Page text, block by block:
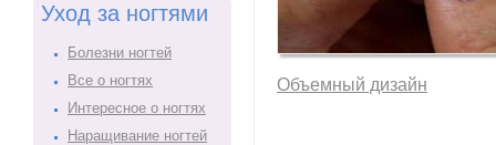
Уход за ногтями
Болезни ногтей
Все о ногтях
Интересное о ногтях
Наращивание ногтей
Объемный дизайн